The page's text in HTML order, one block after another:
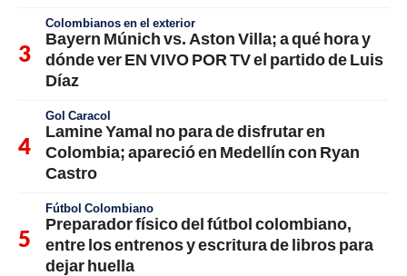
Colombianos en el exterior
Bayern Múnich vs. Aston Villa; a qué hora y
dónde ver EN VIVO POR TV el partido de Luis
Díaz
Gol Caracol
Lamine Yamal no para de disfrutar en
Colombia; apareció en Medellín con Ryan
Castro
Fútbol Colombiano
Preparador físico del fútbol colombiano,
entre los entrenos y escritura de libros para
dejar huella